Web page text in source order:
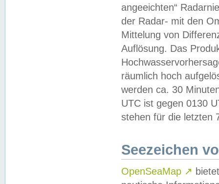
angeeichten“
der Radar- mit den
Mittelung von
Auflösung. Das
räumlich hoch
werden ca. 30
UTC ist gegen 0130
stehen für die letzten
Seezeichen
OpenSeaMap ↗